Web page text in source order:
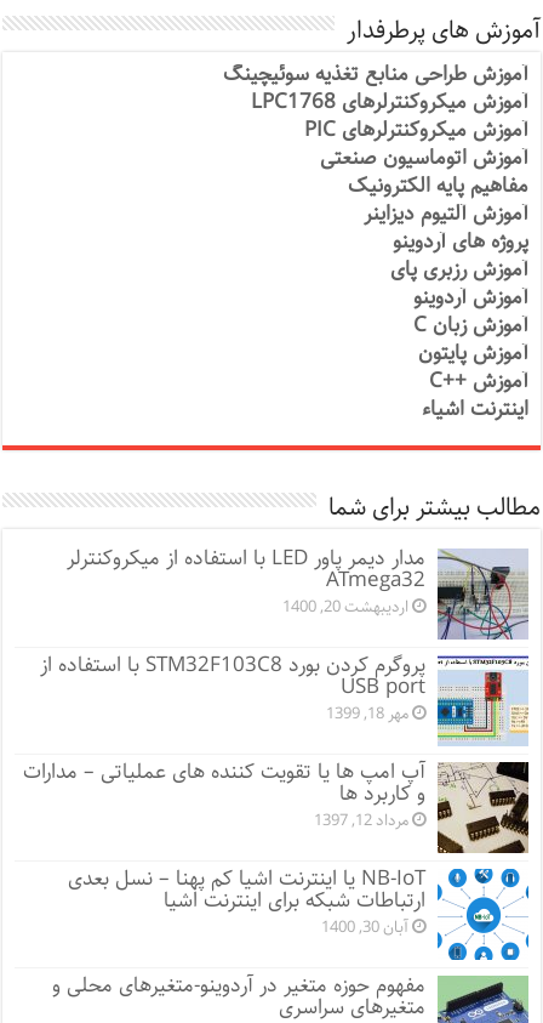
آموزش های پرطرفدار
آموزش طراحی منابع تغذیه سوئیچینگ
آموزش میکروکنترلرهای LPC1768
آموزش میکروکنترلرهای PIC
آموزش اتوماسیون صنعتی
مفاهیم پایه الکترونیک
آموزش آلتیوم دیزاینر
پروژه های آردوینو
آموزش رزبری پای
آموزش آردوینو
آموزش زبان C
آموزش پایتون
آموزش ++C
اینترنت اشیاء
مطالب بیشتر برای شما
مدار دیمر پاور LED با استفاده از میکروکنترلر
ATmega32
اردیبهشت 20, 1400
پروگرم کردن بورد STM32F103C8 با استفاده از
USB port
مهر 18, 1399
آپ امپ ها یا تقویت کننده های عملیاتی – مدارات
و کاربرد ها
مرداد 12, 1397
NB-IoT یا اینترنت اشیا کم پهنا – نسل بعدی
ارتباطات شبکه برای اینترنت اشیا
آبان 30, 1400
مفهوم حوزه متغیر در آردوینو-متغیرهای محلی و
متغیرهای سراسری